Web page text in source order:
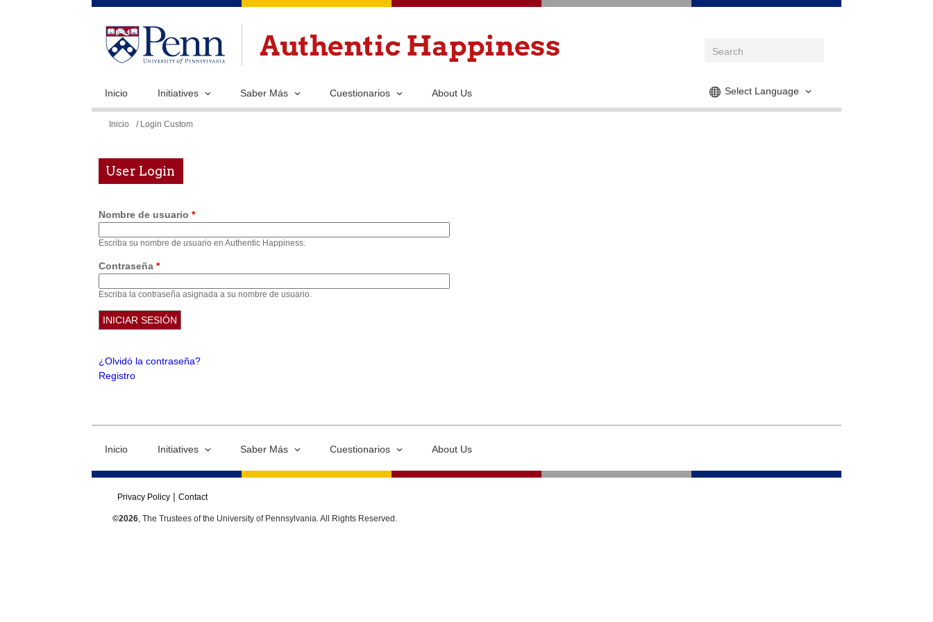
Pasar
contenido
Select Language
Inicio Initiatives Saber Más Cuestionarios About Us
Se
usted
aquí
Inicio / Login Custom
User Login
Nombre de usuario *
Escriba su nombre de usuario en Authentic Happiness.
Contraseña *
Escriba la contraseña asignada a su nombre de usuario.
¿Olvidó la contraseña?
Registro
Inicio Initiatives Saber Más Cuestionarios About Us
Privacy Policy Contact
©2026, The Trustees of the University of Pennsylvania. All Rights Reserved.